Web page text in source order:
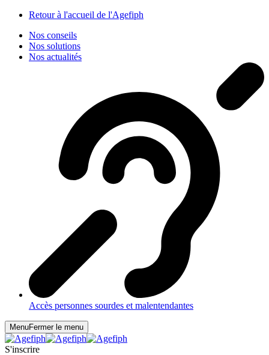
Retour à l'accueil de l'Agefiph
Nos conseils
Nos solutions
Nos actualités
Accès personnes sourdes et malentendantes
MenuFermer le menu
S'inscrire